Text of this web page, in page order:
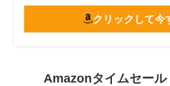
クリックして今
Amazonタイムセー